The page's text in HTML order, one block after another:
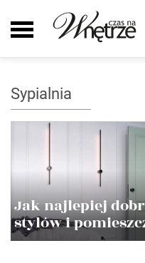
Sypialnia
Jak najlepiej
stylów i